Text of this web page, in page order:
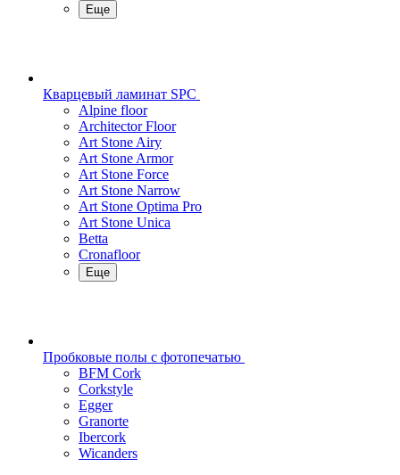
Еще
Кварцевый ламинат SPC
Alpine floor
Architector Floor
Art Stone Airy
Art Stone Armor
Art Stone Force
Art Stone Narrow
Art Stone Optima Pro
Art Stone Unica
Betta
Cronafloor
Еще
Пробковые полы с фотопечатью
BFM Cork
Corkstyle
Egger
Granorte
Ibercork
Wicanders